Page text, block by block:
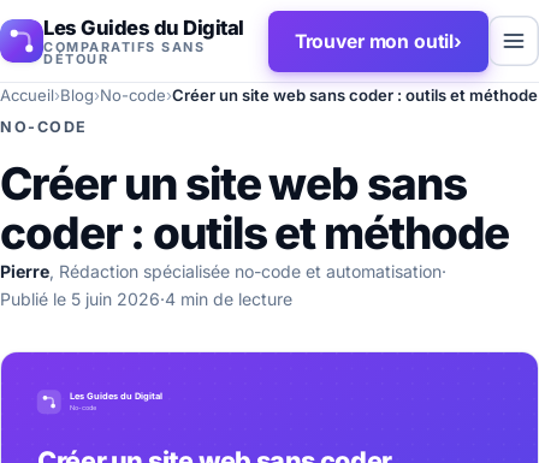
Les Guides du Digital
COMPARATIFS SANS
DÉTOUR
Trouver mon outil›
Accueil›Blog›No-code›Créer un site web sans coder : outils et méthode
NO-CODE
Créer un site web sans
coder : outils et méthode
Pierre, Rédaction spécialisée no-code et automatisation·
Publié le 5 juin 2026·4 min de lecture